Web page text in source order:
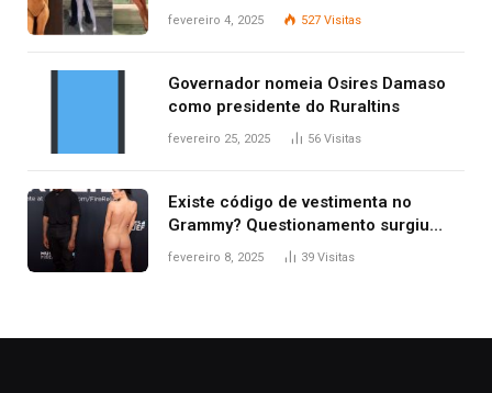
West que apareceu nua no Grammy
fevereiro 4, 2025 527 Visitas
Governador nomeia Osires Damaso
como presidente do Ruraltins
fevereiro 25, 2025 56 Visitas
Existe código de vestimenta no
Grammy? Questionamento surgiu
após Bianca Censori, mulher de
fevereiro 8, 2025 39 Visitas